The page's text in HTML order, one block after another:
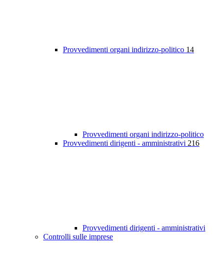
Provvedimenti organi indirizzo-politico 14
Provvedimenti organi indirizzo-politico
Provvedimenti dirigenti - amministrativi 216
Provvedimenti dirigenti - amministrativi
Controlli sulle imprese